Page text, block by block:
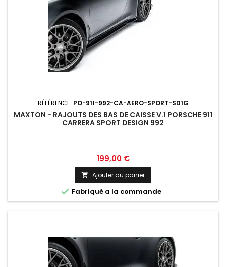
RÉFÉRENCE: PO-911-992-CA-AERO-SPORT-SD1G
MAXTON - RAJOUTS DES BAS DE CAISSE V.1 PORSCHE 911
CARRERA SPORT DESIGN 992
Prix
199,00 €
 Ajouter au panier
 Fabriqué a la commande